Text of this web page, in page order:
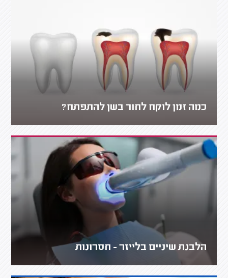
כמה זמן לוקח לחור בשן להתפתח?
הלבנת שיניים בלייזר - חסרונות